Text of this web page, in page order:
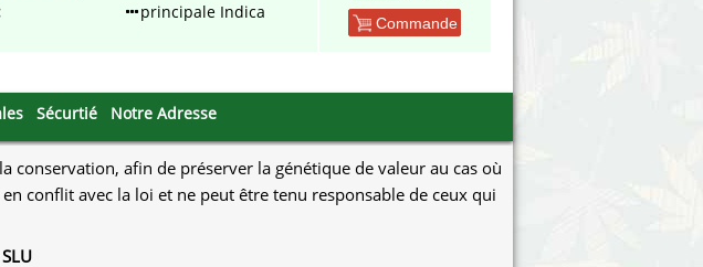
principale Indica
Commande
Sécurtié Notre Adresse
conservation, afin de préserver la génétique de valeur au cas où
conflit avec la loi et ne peut être tenu responsable de ceux qui